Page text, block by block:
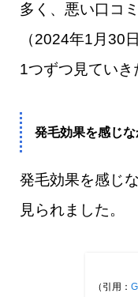
多く、悪い口コ
（2024年1月30
1つずつ見ていき
発毛効果を感じな
発毛効果を感じ
見られました。
（引用：